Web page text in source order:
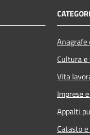
Cultura
Vita
Imprese
Appalti
Catasto